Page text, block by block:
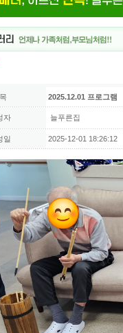
2025.12.01 프로그램
자 늘푸른집
일 2025-12-01 18:26:12